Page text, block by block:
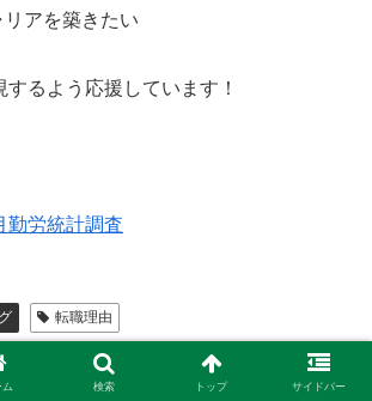
アを築きたい
るよう応援しています！
勤労統計調査
転職理由
シェアする
ム 検索 トップ サイドバー